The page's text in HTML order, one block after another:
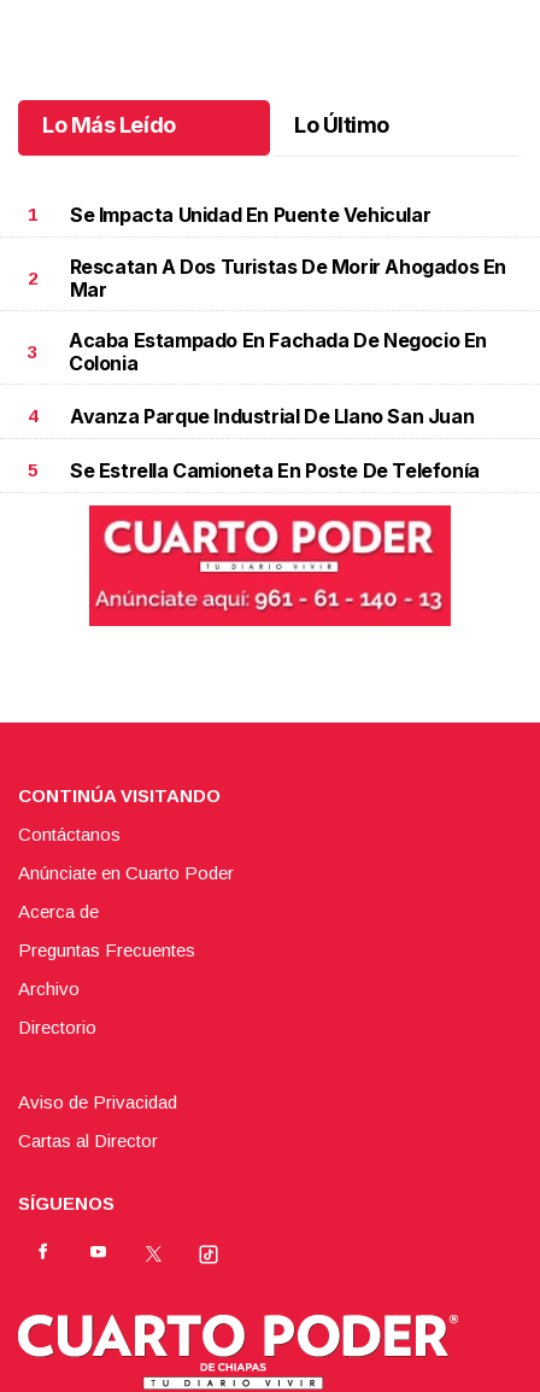
Lo Más Leído Lo Último
1 Se Impacta Unidad En Puente Vehicular
2
Rescatan A Dos Turistas De Morir Ahogados En
Mar
3
Acaba Estampado En Fachada De Negocio En
Colonia
4 Avanza Parque Industrial De Llano San Juan
5 Se Estrella Camioneta En Poste De Telefonía
CONTINÚA VISITANDO
Contáctanos
Anúnciate en Cuarto Poder
Acerca de
Preguntas Frecuentes
Archivo
Directorio
Aviso de Privacidad
Cartas al Director
SÍGUENOS